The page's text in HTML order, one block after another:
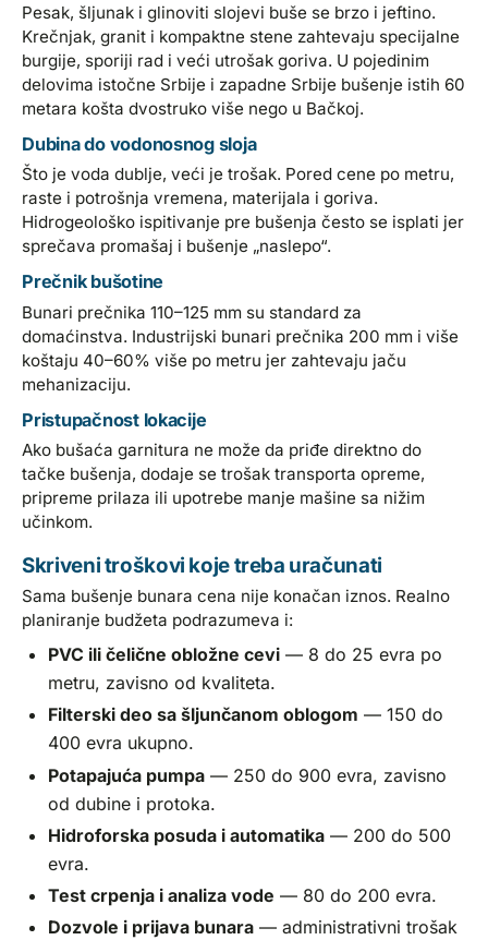
Pesak, šljunak i glinoviti slojevi bušе se brzo i jeftino.
Krečnjak, granit i kompaktne stene zahtevaju specijalne
burgije, sporiji rad i veći utrošak goriva. U pojedinim
delovima istočne Srbije i zapadne Srbije bušenje istih 60
metara košta dvostruko više nego u Bačkoj.
Dubina do vodonosnog sloja
Što je voda dublje, veći je trošak. Pored cene po metru,
raste i potrošnja vremena, materijala i goriva.
Hidrogeološko ispitivanje pre bušenja često se isplati jer
sprečava promašaj i bušenje „naslepo“.
Prečnik bušotine
Bunari prečnika 110–125 mm su standard za
domaćinstva. Industrijski bunari prečnika 200 mm i više
koštaju 40–60% više po metru jer zahtevaju jaču
mehanizaciju.
Pristupačnost lokacije
Ako bušaća garnitura ne može da priđe direktno do
tačke bušenja, dodaje se trošak transporta opreme,
pripreme prilaza ili upotrebe manje mašine sa nižim
učinkom.
Skriveni troškovi koje treba uračunati
Sama bušenje bunara cena nije konačan iznos. Realno
planiranje budžeta podrazumeva i:
PVC ili čelične obložne cevi— 8 do 25 evra po
metru, zavisno od kvaliteta.
Filterski deo sa šljunčanom oblogom — 150 do
400 evra ukupno.
Potapajuća pumpa— 250 do 900 evra, zavisno
od dubine i protoka.
Hidroforska posuda i automatika— 200 do 500
evra.
Test crpenja i analiza vode — 80 do 200 evra.
Dozvole i prijava bunara— administrativni trošak